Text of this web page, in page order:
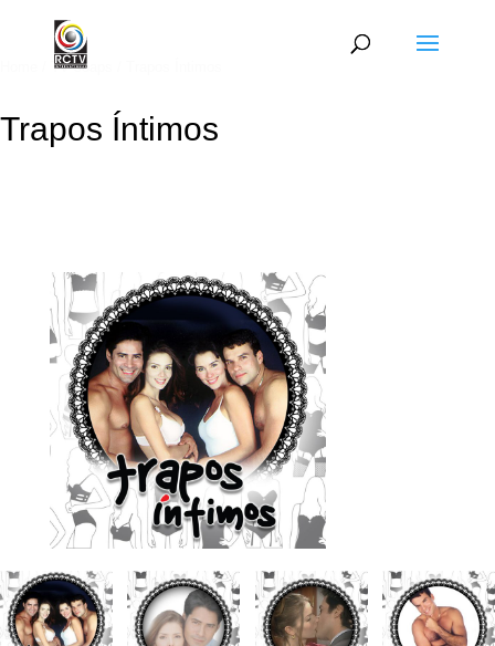
TV soaps
Trapos Íntimos